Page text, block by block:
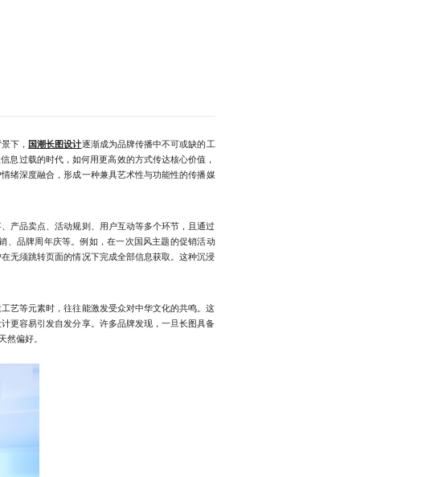
下， 国潮长图设计逐渐成为品牌传播中不可或缺的工
息过载的时代，如何用更高效的方式传达核心价值，
绪深度融合，形成一种兼具艺术性与功能性的传播媒
品卖点、活动规则、用户互动等多个环节，且通过
、品牌周年庆等。例如，在一次国风主题的促销活动
无须跳转页面的情况下完成全部信息获取。这种沉浸
等元素时，往往能激发受众对中华文化的共鸣。这
更容易引发自发分享。许多品牌发现，一旦长图具备
然偏好。